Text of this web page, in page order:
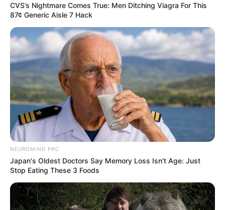
Les regrets ou en cas de non-partant: 8 GOUROU et/ou 13
MISTER DONALD
Tous les Pronostics Spot du jour!
Une quarantaine depronostics de la meilleure presse du
PMU à consulter ici
CVS’s Nightmare Comes True: Men Ditching Viagra For This
87¢ Generic Aisle 7 Hack
NEUROMIND PRO
Japan's Oldest Doctors Say Memory Loss Isn't Age: Just
Stop Eating These 3 Foods